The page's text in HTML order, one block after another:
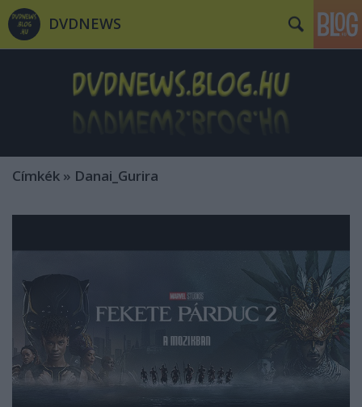
DVDNEWS
Címkék » Danai_Gurira